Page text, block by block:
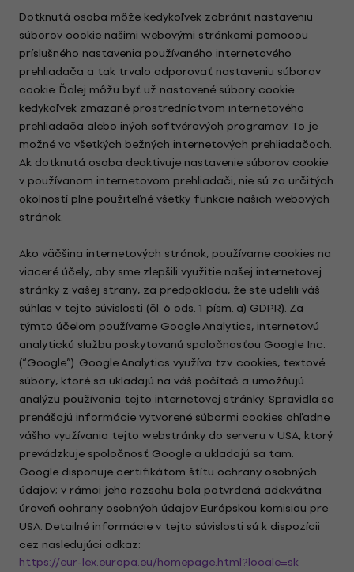
Dotknutá osoba môže kedykoľvek zabrániť nastaveniu
súborov cookie našimi webovými stránkami pomocou
príslušného nastavenia používaného internetového
prehliadača a tak trvalo odporovať nastaveniu súborov
cookie. Ďalej môžu byť už nastavené súbory cookie
kedykoľvek zmazané prostredníctvom internetového
prehliadača alebo iných softvérových programov. To je
možné vo všetkých bežných internetových prehliadačoch.
Ak dotknutá osoba deaktivuje nastavenie súborov cookie
v používanom internetovom prehliadači, nie sú za určitých
okolností plne použiteľné všetky funkcie našich webových
stránok.
Ako väčšina internetových stránok, používame cookies na
viaceré účely, aby sme zlepšili využitie našej internetovej
stránky z vašej strany, za predpokladu, že ste udelili váš
súhlas v tejto súvislosti (čl. 6 ods. 1 písm. a) GDPR). Za
týmto účelom používame Google Analytics, internetovú
analytickú službu poskytovanú spoločnosťou Google Inc.
(“Google”). Google Analytics využíva tzv. cookies, textové
súbory, ktoré sa ukladajú na váš počítač a umožňujú
analýzu používania tejto internetovej stránky. Spravidla sa
prenášajú informácie vytvorené súbormi cookies ohľadne
vášho využívania tejto webstránky do serveru v USA, ktorý
prevádzkuje spoločnosť Google a ukladajú sa tam.
Google disponuje certifikátom štítu ochrany osobných
údajov; v rámci jeho rozsahu bola potvrdená adekvátna
úroveň ochrany osobných údajov Európskou komisiou pre
USA. Detailné informácie v tejto súvislosti sú k dispozícii
cez nasledujúci odkaz:
https://eur-lex.europa.eu/homepage.html?locale=sk